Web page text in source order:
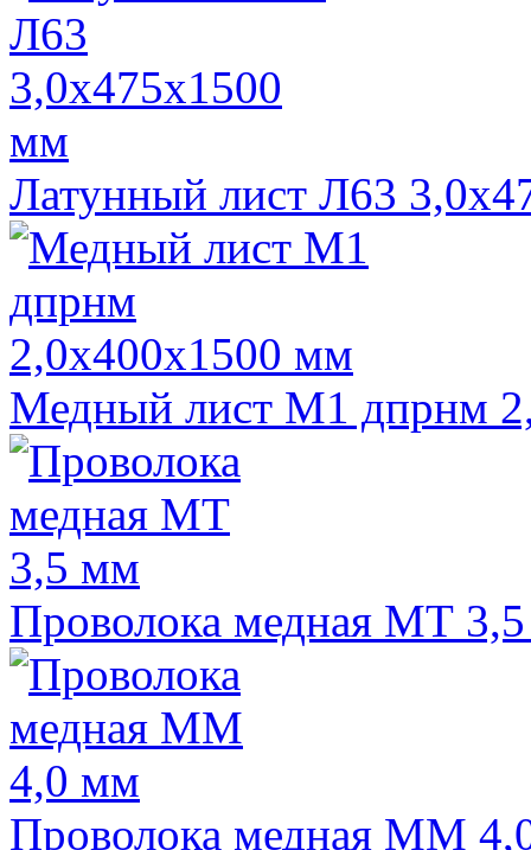
Латунный лист Л63
Медный лист М1 дпрнм
Проволока медная МТ
Проволока медная ММ